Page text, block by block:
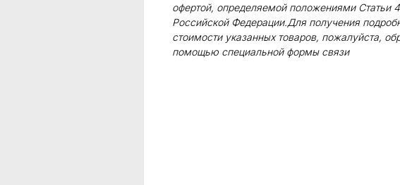
офертой, определяемой положениями Статьи
Российской Федерации.Для получения
стоимости указанных товаров, пожалуйста,
помощью специальной формы связи